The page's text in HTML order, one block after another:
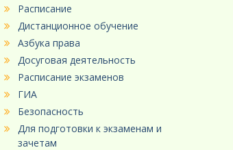
Расписание
Дистанционное обучение
Азбука права
Досуговая деятельность
Расписание экзаменов
ГИА
Безопасность
Для подготовки к экзаменам и
зачетам